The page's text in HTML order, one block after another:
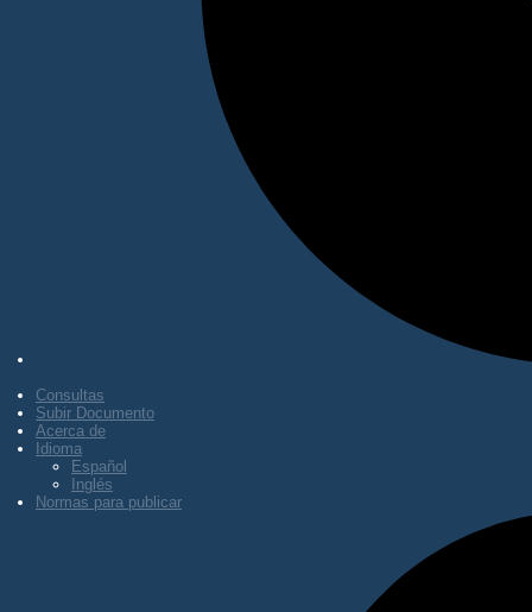
Consultas
Subir Documento
Acerca de
Idioma
Español
Inglés
Normas para publicar